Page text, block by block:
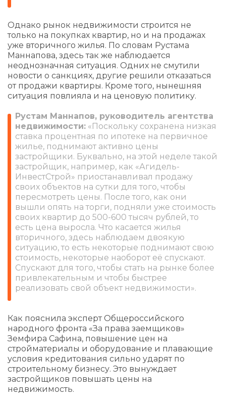
Однако рынок недвижимости строится не
только на покупках квартир, но и на продажах
уже вторичного жилья. По словам Рустама
Маннапова, здесь так же наблюдается
неоднозначная ситуация. Одних не смутили
новости о санкциях, другие решили отказаться
от продажи квартиры. Кроме того, нынешняя
ситуация повлияла и на ценовую политику.
Рустам Маннапов, руководитель агентства
недвижимости: «Поскольку сохранена низкая
ставка процентная по ипотеке на первичное
жилье, поднимают активно цены
застройщики. Буквально, на этой неделе такой
застройщик, например, как «Агидель-
ИнвестСтрой» приостанавливал продажу
своих объектов на сутки для того, чтобы
пересмотреть цены. После того, как они
вышли опять на торги, подняли уже стоимость
своих квартир до 500-600 тысяч рублей, то
есть цена выросла. Что касается жилья
вторичного, здесь наблюдаем двоякую
ситуацию, то есть некоторые поднимают свою
стоимость, некоторые наоборот её спускают.
Спускают для того, чтобы стать на рынке более
привлекательным и чтобы быстрее
реализовать свой объект недвижимости».
Как пояснила эксперт Общероссийского
народного фронта «За права заемщиков»
Земфира Сафина, повышение цен на
стройматериалы и оборудование и плавающие
условия кредитования сильно ударят по
строительному бизнесу. Это вынуждает
застройщиков повышать цены на
недвижимость.